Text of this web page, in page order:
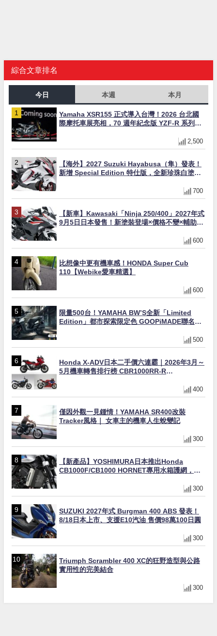
綜合文章排名
今日 本週 本月
Yamaha XSR155 正式導入台灣！2026 台北國
際摩托車展亮相，70 週年紀念版 YZF-R 系列限
2,500
【海外】2027 Suzuki Hayabusa（隼）發表！
新增 Special Edition 特仕版，全新珍珠白塗裝
700
【新車】Kawasaki「Ninja 250/400」2027年式
9月5日日本發售！新塗裝登場×價格不變×輔助滑
600
比想像中更有機車感！HONDA Super Cub
110【Webike愛車精選】
600
限量500台！YAMAHA BW’S全新「Limited
Edition」都市探索限定色 GOOPiMADE聯名包
500
Honda X-ADV日本二手價六連霸｜2026年3月～
5月機車轉售排行榜 CBR1000RR-R
400
僅因外觀一見鍾情！YAMAHA SR400改裝
Tracker風格｜ 女車主的機車人生蛻變記
300
【新產品】YOSHIMURA日本推出Honda
CB1000F/CB1000 HORNET專用水箱護網，六
300
SUZUKI 2027年式 Burgman 400 ABS 發表！
8/18日本上市、支援E10汽油 售價98萬100日圓
300
Triumph Scrambler 400 XC的狂野造型與公路
實用性的完美結合
300